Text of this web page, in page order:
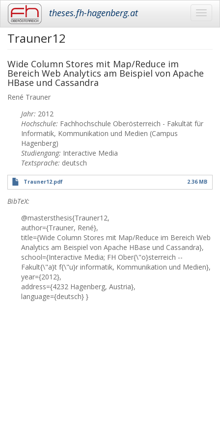
Skip
content
theses.fh-hagenberg.at
Trauner12
Wide Column Stores mit Map/Reduce im
Bereich Web Analytics am Beispiel von Apache
HBase und Cassandra
René Trauner
Jahr: 2012
Hochschule: Fachhochschule Oberösterreich - Fakultät für
Informatik, Kommunikation und Medien (Campus
Hagenberg)
Studiengang: Interactive Media
Textsprache: deutsch
Trauner12.pdf 2.36 MB
BibTeX:
@mastersthesis{Trauner12,
author={Trauner, René},
title={Wide Column Stores mit Map/Reduce im Bereich Web
Analytics am Beispiel von Apache HBase und Cassandra},
school={Interactive Media; FH Ober{\"o}sterreich --
Fakult{\"a}t f{\"u}r informatik, Kommunikation und Medien},
year={2012},
address={4232 Hagenberg, Austria},
language={deutsch} }